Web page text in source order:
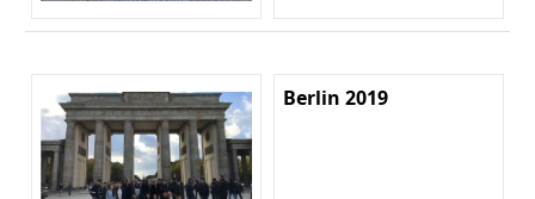
Berlin 2019